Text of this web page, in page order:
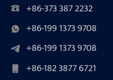
+86-373 387 2232
+86-199 1373 9708
+86-199 1373 9708
+86-182 3877 6721